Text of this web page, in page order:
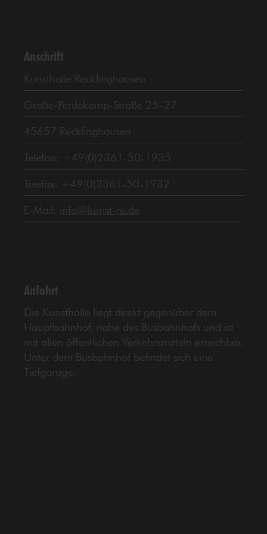
Anschrift
Kunsthalle Recklinghausen
Große-Perdekamp-Straße 25–27
45657 Recklinghausen
Telefon: +49(0)2361-50-1935
Telefax: +49(0)2361-50-1932
E-Mail: info@kunst-re.de
Anfahrt
Die Kunsthalle liegt direkt gegenüber dem
Hauptbahnhof, nahe des Busbahnhofs und ist
mit allen öffentlichen Verkehrsmitteln erreichbar.
Unter dem Busbahnhof befindet sich eine
Tiefgarage.